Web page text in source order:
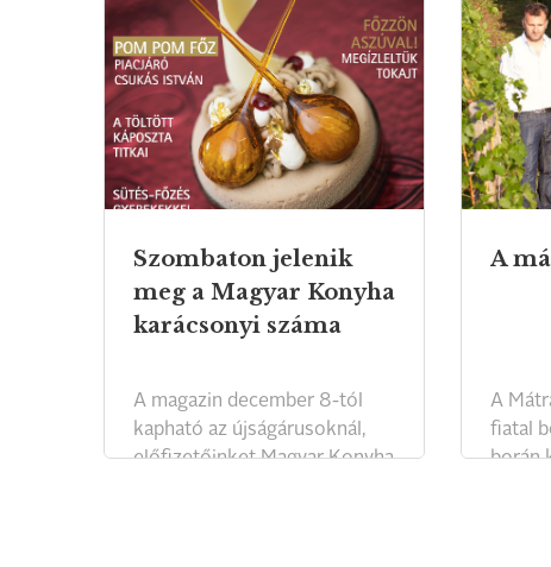
Szombaton jelenik
meg a Magyar Konyha
karácsonyi száma
A magazin december 8-tól
kapható az újságárusoknál,
előfizetőinket Magyar Konyha
A
A
fiatal
borán